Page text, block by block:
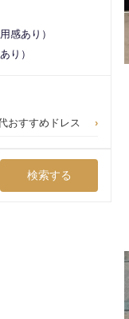
感あり）
り）
おすすめドレス ›
検索する